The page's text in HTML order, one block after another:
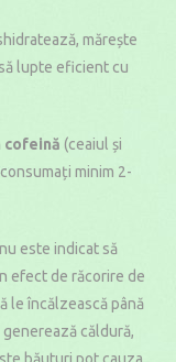
mărește
lupte eficient cu
cofeină (ceaiul și
minim 2-
este indicat să
efect de răcorire de
le încălzească până
căldură,